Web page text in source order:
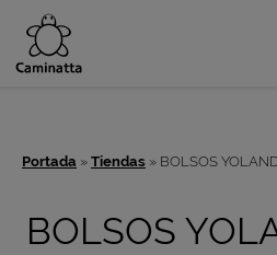
Portada » Tiendas » BOLSOS
BOLSOS